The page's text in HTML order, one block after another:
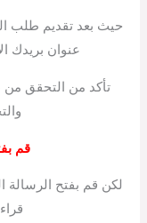
حيث بعد تقديم طلب
عنوان بريدك
تأكد من التحقق من
قم
لكن قم بفتح الرسالة